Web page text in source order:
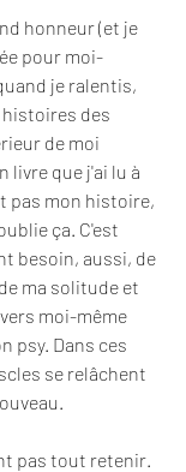
honneur (et je
pour moi-
je ralentis,
des
de moi
livre que j'ai lu à
pas mon histoire,
ça. C'est
besoin, aussi, de
ma solitude et
moi-même
psy. Dans ces
se relâchent
pas tout retenir.